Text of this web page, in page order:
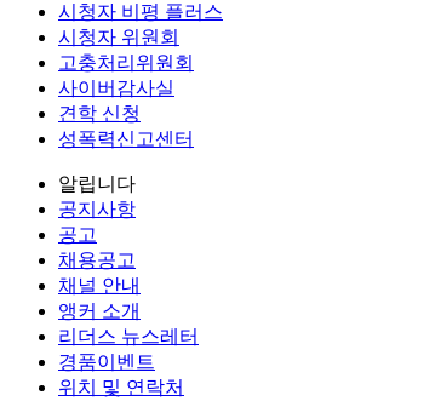
시청자 비평 플러스
시청자 위원회
고충처리위원회
사이버감사실
견학 신청
성폭력신고센터
알립니다
공지사항
공고
채용공고
채널 안내
앵커 소개
리더스 뉴스레터
경품이벤트
위치 및 연락처